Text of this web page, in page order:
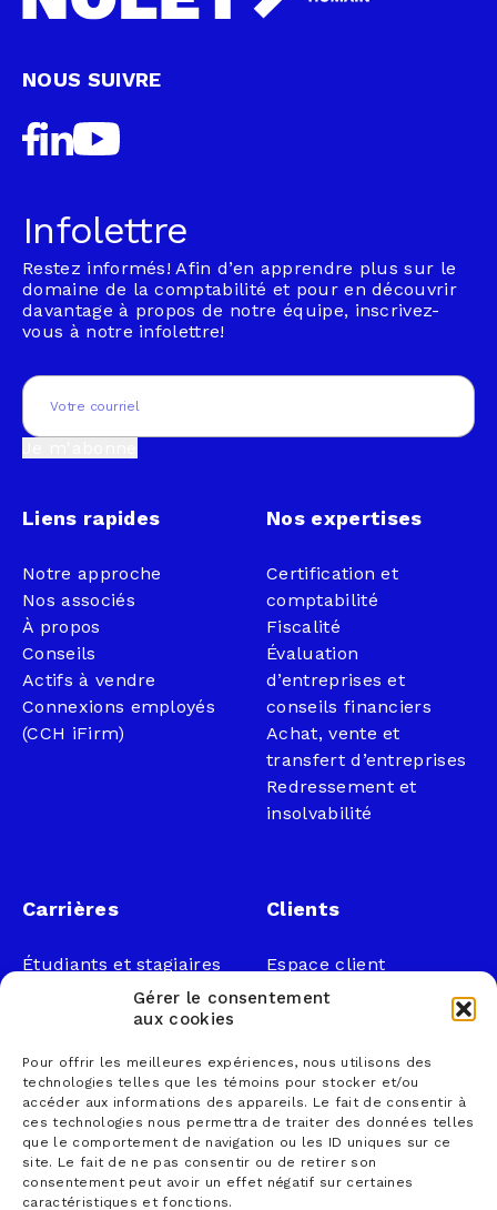
Gérer le consentement
aux cookies
Pour offrir les meilleures expériences, nous utilisons des
technologies telles que les témoins pour stocker et/ou
accéder aux informations des appareils. Le fait de consentir à
ces technologies nous permettra de traiter des données telles
que le comportement de navigation ou les ID uniques sur ce
site. Le fait de ne pas consentir ou de retirer son
consentement peut avoir un effet négatif sur certaines
caractéristiques et fonctions.
NOUS SUIVRE
Infolettre
Restez informés! Afin d’en apprendre plus sur le
domaine de la comptabilité et pour en découvrir
davantage à propos de notre équipe, inscrivez-
vous à notre infolettre!
Email
Liens rapides
Notre approche
Nos associés
À propos
Conseils
Actifs à vendre
Connexions employés
(CCH iFirm)
Nos expertises
Certification et
comptabilité
Fiscalité
Évaluation
d’entreprises et
conseils financiers
Achat, vente et
transfert d’entreprises
Redressement et
insolvabilité
Carrières
Étudiants et stagiaires
Professionnels
Nous joindre
1 866 833-2114 (sans
frais)
courrier@lemieuxnolet
.ca
Contactez un syndic
Clients
Espace client
Légal
Loi sur la faillite et
l’insolvabilité
Politique de
confidentialité
Politique sur la